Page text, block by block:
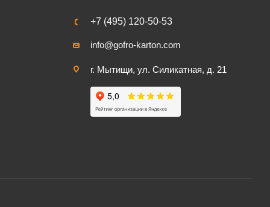
+7 (495) 120-50-53
info@gofro-karton.com
г. Мытищи, ул. Силикатная, д. 21